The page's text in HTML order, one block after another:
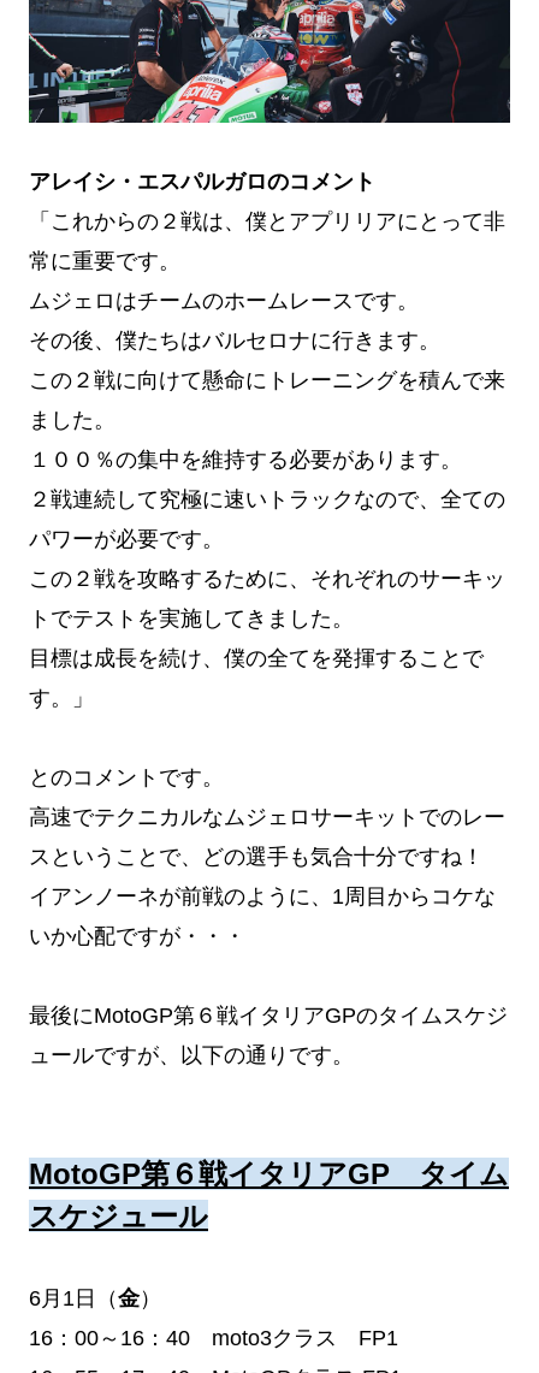
アレイシ・エスパルガロのコメント
「これからの２戦は、僕とアプリリアにとって非
常に重要です。
ムジェロはチームのホームレースです。
その後、僕たちはバルセロナに行きます。
この２戦に向けて懸命にトレーニングを積んで来
ました。
１００％の集中を維持する必要があります。
２戦連続して究極に速いトラックなので、全ての
パワーが必要です。
この２戦を攻略するために、それぞれのサーキッ
トでテストを実施してきました。
目標は成長を続け、僕の全てを発揮することで
す。」
とのコメントです。
高速でテクニカルなムジェロサーキットでのレー
スということで、どの選手も気合十分ですね！
イアンノーネが前戦のように、1周目からコケな
いか心配ですが・・・
最後にMotoGP第６戦イタリアGPのタイムスケジ
ュールですが、以下の通りです。
MotoGP第６戦イタリアGP タイム
スケジュール
6月1日（金）
16：00～16：40 moto3クラス FP1